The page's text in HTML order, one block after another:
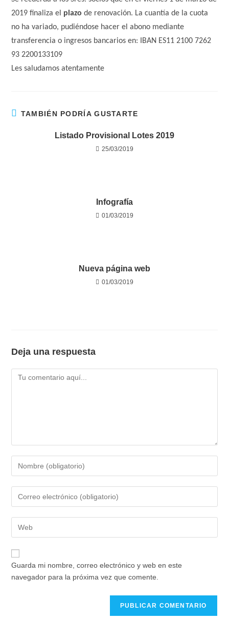
2019 finaliza el plazo de renovación. La cuantía de la cuota
no ha variado, pudiéndose hacer el abono mediante
transferencia o ingresos bancarios en: IBAN ES11 2100 7262
93 2200133109
Les saludamos atentamente
TAMBIÉN PODRÍA GUSTARTE
Listado Provisional Lotes 2019
25/03/2019
Infografía
01/03/2019
Nueva página web
01/03/2019
Deja una respuesta
Comentario
nombre
de
usuario
de
correo
electrónico
para
comentar
de
tu
web
Guarda mi nombre, correo electrónico y web en este
navegador para la próxima vez que comente.